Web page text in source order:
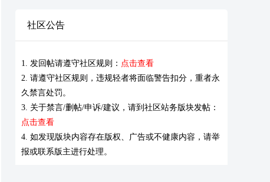
社区公告
1. 发回帖请遵守社区规则： 点击查看
2. 请遵守社区规则，违规轻者将面临警告扣分，重者永
久禁言处罚。
3. 关于禁言/删帖/申诉/建议，请到社区站务版块发帖：
点击查看
4. 如发现版块内容存在版权、广告或不健康内容，请举
报或联系版主进行处理。